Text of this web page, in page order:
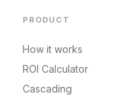
PRODUCT
How it works
ROI Calculator
Cascading